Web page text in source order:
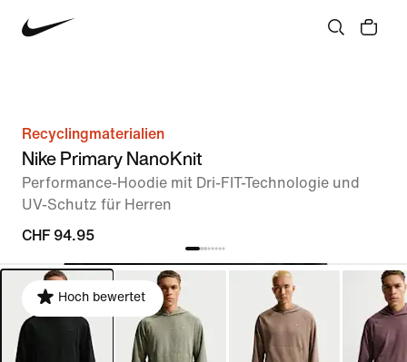
Recyclingmaterialien
Nike Primary NanoKnit
Performance-Hoodie mit Dri-FIT-Technologie und
UV-Schutz für Herren
CHF 94.95
Hoch bewertet